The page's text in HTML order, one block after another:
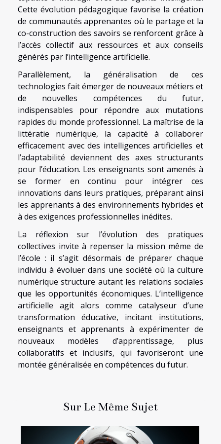
Cette évolution pédagogique favorise la création
de communautés apprenantes où le partage et la
co-construction des savoirs se renforcent grâce à
l’accès collectif aux ressources et aux conseils
générés par l’intelligence artificielle.
Parallèlement, la généralisation de ces
technologies fait émerger de nouveaux métiers et
de nouvelles compétences du futur,
indispensables pour répondre aux mutations
rapides du monde professionnel. La maîtrise de la
littératie numérique, la capacité à collaborer
efficacement avec des intelligences artificielles et
l’adaptabilité deviennent des axes structurants
pour l’éducation. Les enseignants sont amenés à
se former en continu pour intégrer ces
innovations dans leurs pratiques, préparant ainsi
les apprenants à des environnements hybrides et
à des exigences professionnelles inédites.
La réflexion sur l’évolution des pratiques
collectives invite à repenser la mission même de
l’école : il s’agit désormais de préparer chaque
individu à évoluer dans une société où la culture
numérique structure autant les relations sociales
que les opportunités économiques. L’intelligence
artificielle agit alors comme catalyseur d’une
transformation éducative, incitant institutions,
enseignants et apprenants à expérimenter de
nouveaux modèles d’apprentissage, plus
collaboratifs et inclusifs, qui favoriseront une
montée généralisée en compétences du futur.
Sur Le Même Sujet